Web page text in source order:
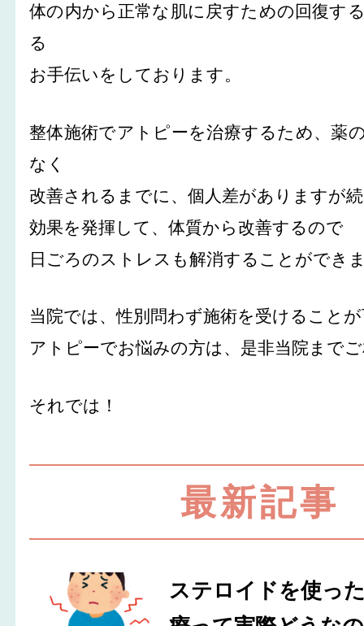
体の内から正常な肌に戻すための回復す
る
お手伝いをしております。
整体施術でアトピーを治療するため、薬
なく
改善されるまでに、個人差がありますが
効果を発揮して、体質から改善するので
日ごろのストレスも解消することができ
当院では、性別問わず施術を受けること
アトピーでお悩みの方は、是非当院まで
それでは！
最新記事
ステロイドを使っ